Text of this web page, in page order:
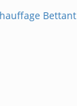
Bettant